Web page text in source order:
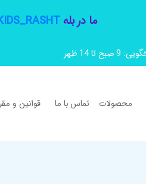
ما در بله
محصولات تماس با ما قوانین و